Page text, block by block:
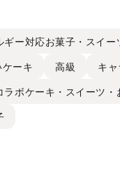
ギー対応お菓子・スイー
ーキ 高級 キ
ラボケーキ・スイーツ・